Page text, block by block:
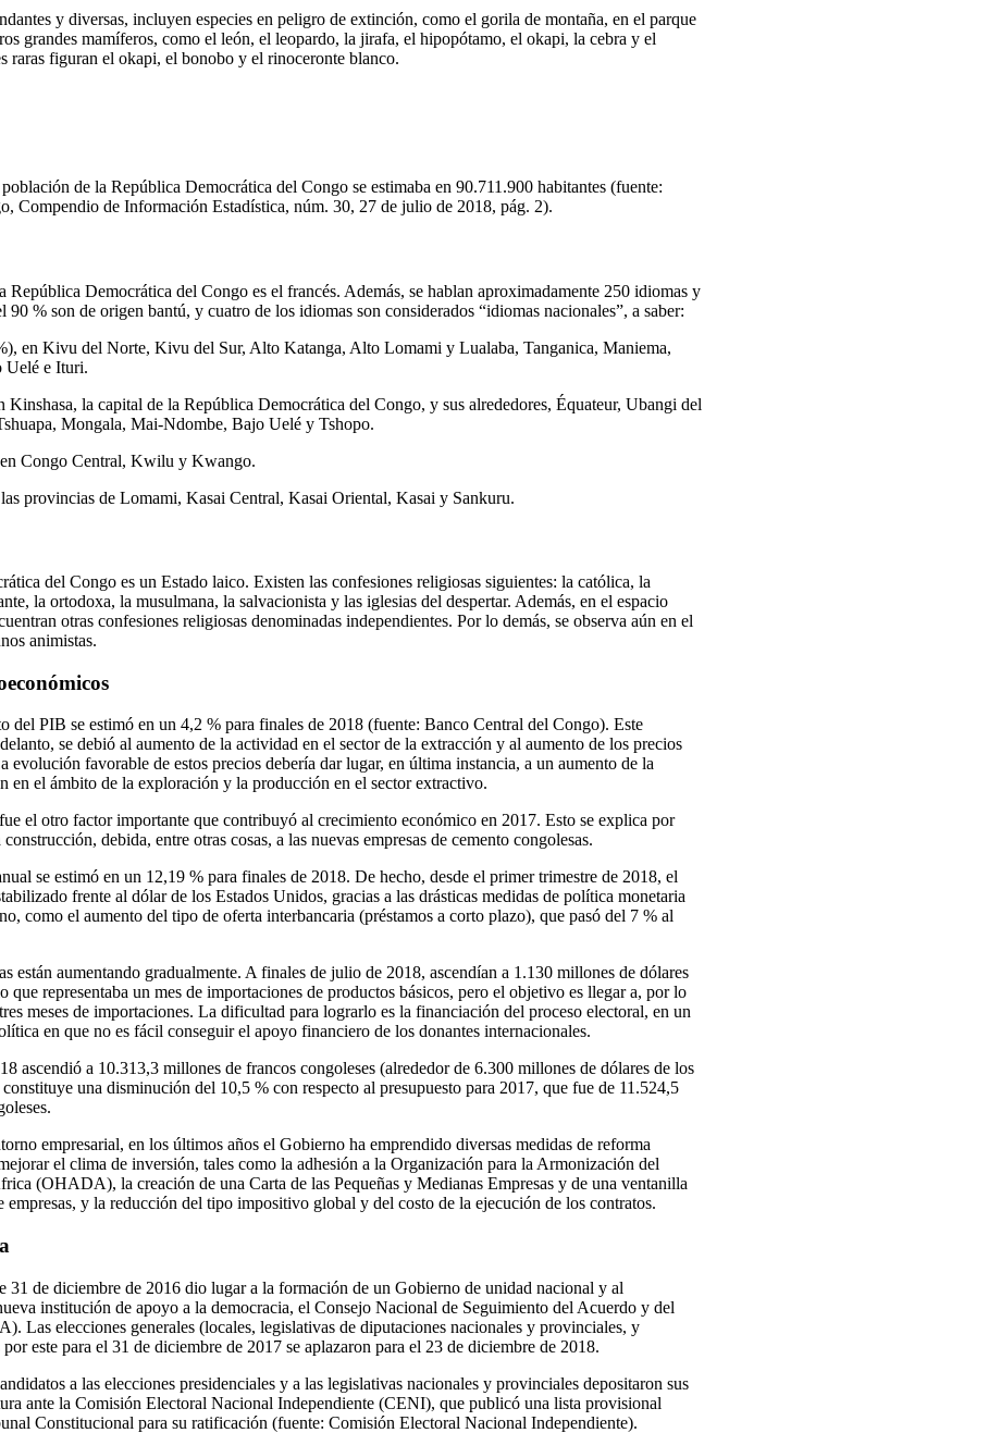
y diversas, incluyen especies en peligro de extinción, como el gorila de montaña, en el parque
grandes mamíferos, como el león, el leopardo, la jirafa, el hipopótamo, el okapi, la cebra y el
raras figuran el okapi, el bonobo y el rinoceronte blanco.
de la República Democrática del Congo se estimaba en 90.711.900 habitantes (fuente:
Compendio de Información Estadística, núm. 30, 27 de julio de 2018, pág. 2).
Democrática del Congo es el francés. Además, se hablan aproximadamente 250 idiomas y
90 % son de origen bantú, y cuatro de los idiomas son considerados “idiomas nacionales”, a saber:
en Kivu del Norte, Kivu del Sur, Alto Katanga, Alto Lomami y Lualaba, Tanganica, Maniema,
Uelé e Ituri.
la capital de la República Democrática del Congo, y sus alrededores, Équateur, Ubangi del
Mongala, Mai-Ndombe, Bajo Uelé y Tshopo.
Congo Central, Kwilu y Kwango.
provincias de Lomami, Kasai Central, Kasai Oriental, Kasai y Sankuru.
del Congo es un Estado laico. Existen las confesiones religiosas siguientes: la católica, la
la ortodoxa, la musulmana, la salvacionista y las iglesias del despertar. Además, en el espacio
otras confesiones religiosas denominadas independientes. Por lo demás, se observa aún en el
animistas.
del PIB se estimó en un 4,2 % para finales de 2018 (fuente: Banco Central del Congo). Este
se debió al aumento de la actividad en el sector de la extracción y al aumento de los precios
evolución favorable de estos precios debería dar lugar, en última instancia, a un aumento de la
en el ámbito de la exploración y la producción en el sector extractivo.
el otro factor importante que contribuyó al crecimiento económico en 2017. Esto se explica por
debida, entre otras cosas, a las nuevas empresas de cemento congolesas.
se estimó en un 12,19 % para finales de 2018. De hecho, desde el primer trimestre de 2018, el
frente al dólar de los Estados Unidos, gracias a las drásticas medidas de política monetaria
como el aumento del tipo de oferta interbancaria (préstamos a corto plazo), que pasó del 7 % al
están aumentando gradualmente. A finales de julio de 2018, ascendían a 1.130 millones de dólares
que representaba un mes de importaciones de productos básicos, pero el objetivo es llegar a, por lo
meses de importaciones. La dificultad para lograrlo es la financiación del proceso electoral, en un
en que no es fácil conseguir el apoyo financiero de los donantes internacionales.
ascendió a 10.313,3 millones de francos congoleses (alrededor de 6.300 millones de dólares de los
una disminución del 10,5 % con respecto al presupuesto para 2017, que fue de 11.524,5
empresarial, en los últimos años el Gobierno ha emprendido diversas medidas de reforma
el clima de inversión, tales como la adhesión a la Organización para la Armonización del
(OHADA), la creación de una Carta de las Pequeñas y Medianas Empresas y de una ventanilla
empresas, y la reducción del tipo impositivo global y del costo de la ejecución de los contratos.
31 de diciembre de 2016 dio lugar a la formación de un Gobierno de unidad nacional y al
institución de apoyo a la democracia, el Consejo Nacional de Seguimiento del Acuerdo y del
Las elecciones generales (locales, legislativas de diputaciones nacionales y provinciales, y
este para el 31 de diciembre de 2017 se aplazaron para el 23 de diciembre de 2018.
a las elecciones presidenciales y a las legislativas nacionales y provinciales depositaron sus
ante la Comisión Electoral Nacional Independiente (CENI), que publicó una lista provisional
Constitucional para su ratificación (fuente: Comisión Electoral Nacional Independiente).